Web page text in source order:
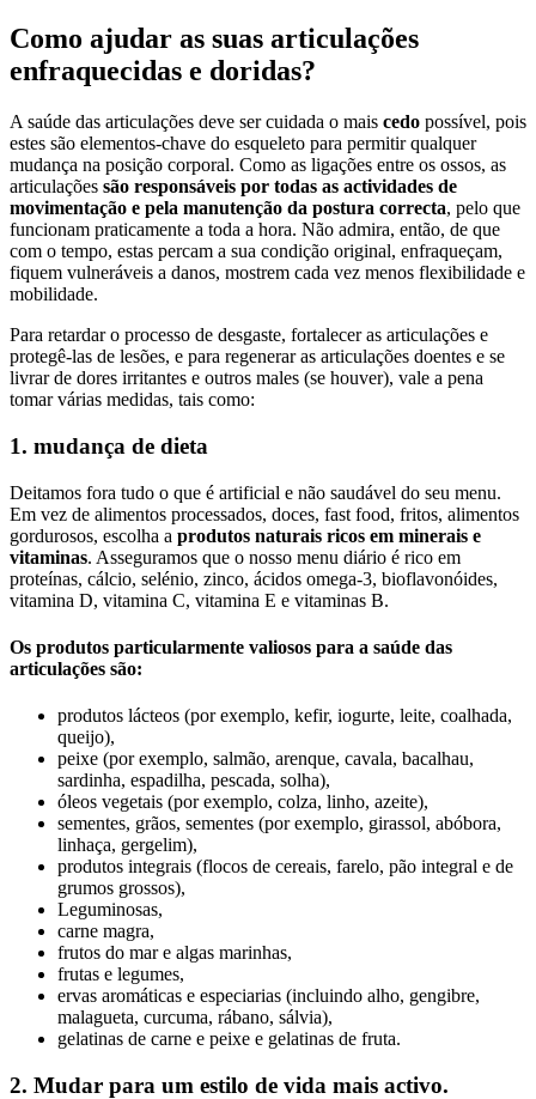
Como ajudar as suas articulações
enfraquecidas e doridas?
A saúde das articulações deve ser cuidada o mais cedo possível, pois
estes são elementos-chave do esqueleto para permitir qualquer
mudança na posição corporal. Como as ligações entre os ossos, as
articulações são responsáveis por todas as actividades de
movimentação e pela manutenção da postura correcta, pelo que
funcionam praticamente a toda a hora. Não admira, então, de que
com o tempo, estas percam a sua condição original, enfraqueçam,
fiquem vulneráveis a danos, mostrem cada vez menos flexibilidade e
mobilidade.
Para retardar o processo de desgaste, fortalecer as articulações e
protegê-las de lesões, e para regenerar as articulações doentes e se
livrar de dores irritantes e outros males (se houver), vale a pena
tomar várias medidas, tais como:
1. mudança de dieta
Deitamos fora tudo o que é artificial e não saudável do seu menu.
Em vez de alimentos processados, doces, fast food, fritos, alimentos
gordurosos, escolha a produtos naturais ricos em minerais e
vitaminas. Asseguramos que o nosso menu diário é rico em
proteínas, cálcio, selénio, zinco, ácidos omega-3, bioflavonóides,
vitamina D, vitamina C, vitamina E e vitaminas B.
Os produtos particularmente valiosos para a saúde das
articulações são:
produtos lácteos (por exemplo, kefir, iogurte, leite, coalhada,
queijo),
peixe (por exemplo, salmão, arenque, cavala, bacalhau,
sardinha, espadilha, pescada, solha),
óleos vegetais (por exemplo, colza, linho, azeite),
sementes, grãos, sementes (por exemplo, girassol, abóbora,
linhaça, gergelim),
produtos integrais (flocos de cereais, farelo, pão integral e de
grumos grossos),
Leguminosas,
carne magra,
frutos do mar e algas marinhas,
frutas e legumes,
ervas aromáticas e especiarias (incluindo alho, gengibre,
malagueta, curcuma, rábano, sálvia),
gelatinas de carne e peixe e gelatinas de fruta.
2. Mudar para um estilo de vida mais activo.